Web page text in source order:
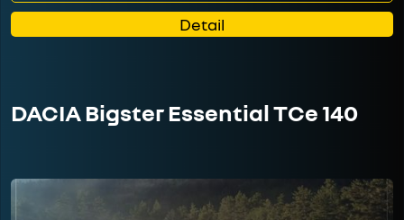
Detail
DACIA Bigster Essential TCe 140